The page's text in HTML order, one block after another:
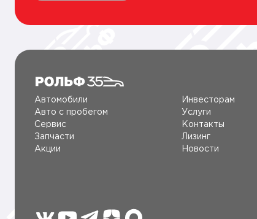
Автомобили
Авто c пробегом
Сервис
Запчасти
Акции
Инвесторам
Услуги
Контакты
Лизинг
Новости